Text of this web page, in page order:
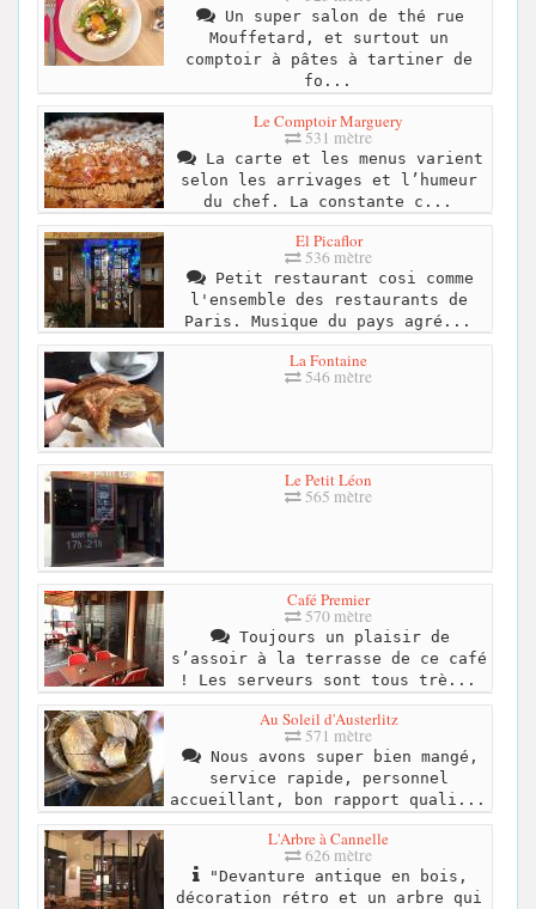
Un super salon de thé rue
Mouffetard, et surtout un
comptoir à pâtes à tartiner de
fo...
Le Comptoir Marguery
531 mètre
La carte et les menus varient
selon les arrivages et l’humeur
du chef. La constante c...
El Picaflor
536 mètre
Petit restaurant cosi comme
l'ensemble des restaurants de
Paris. Musique du pays agré...
La Fontaine
546 mètre
Le Petit Léon
565 mètre
Café Premier
570 mètre
Toujours un plaisir de
s’assoir à la terrasse de ce café
! Les serveurs sont tous trè...
Au Soleil d'Austerlitz
571 mètre
Nous avons super bien mangé,
service rapide, personnel
accueillant, bon rapport quali...
L'Arbre à Cannelle
626 mètre
"Devanture antique en bois,
décoration rétro et un arbre qui